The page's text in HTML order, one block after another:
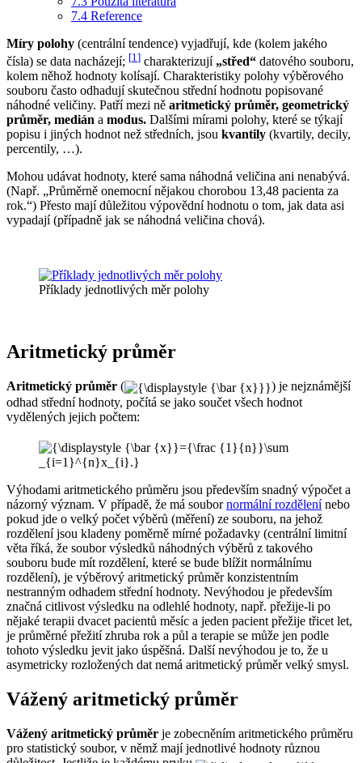
7.4 Reference
Míry polohy (centrální tendence) vyjadřují, kde (kolem jakého
čísla) se data nacházejí; [1 ] charakterizují „střed“ datového souboru,
kolem něhož hodnoty kolísají. Charakteristiky polohy výběrového
souboru často odhadují skutečnou střední hodnotu popisované
náhodné veličiny. Patří mezi ně aritmetický průměr, geometrický
průměr, medián a modus. Dalšími mírami polohy, které se týkají
popisu i jiných hodnot než středních, jsou kvantily (kvartily, decily,
percentily, …).
Mohou udávat hodnoty, které sama náhodná veličina ani nenabývá.
(Např. „Průměrně onemocní nějakou chorobou 13,48 pacienta za
rok.“) Přesto mají důležitou výpovědní hodnotu o tom, jak data asi
vypadají (případně jak se náhodná veličina chová).
Příklady jednotlivých měr polohy
Aritmetický průměr
Aritmetický průměr (
) je nejznámější
odhad střední hodnoty, počítá se jako součet všech hodnot
vydělených jejich počtem:
Výhodami aritmetického průměru jsou především snadný výpočet a
názorný význam. V případě, že má soubornormální rozdělenínebo
pokud jde o velký počet výběrů (měření) ze souboru, na jehož
rozdělení jsou kladeny poměrně mírné požadavky (centrální limitní
věta říká, že soubor výsledků náhodných výběrů z takového
souboru bude mít rozdělení, které se bude blížit normálnímu
rozdělení), je výběrový aritmetický průměr konzistentním
nestranným odhadem střední hodnoty. Nevýhodou je především
značná citlivost výsledku na odlehlé hodnoty, např. přežije-li po
nějaké terapii dvacet pacientů měsíc a jeden pacient přežije třicet let,
je průměrné přežití zhruba rok a půl a terapie se může jen podle
tohoto výsledku jevit jako úspěšná. Další nevýhodou je to, že u
asymetricky rozložených dat nemá aritmetický průměr velký smysl.
Vážený aritmetický průměr
Vážený aritmetický průměr je zobecněním aritmetického průměru
pro statistický soubor, v němž mají jednotlivé hodnoty různou